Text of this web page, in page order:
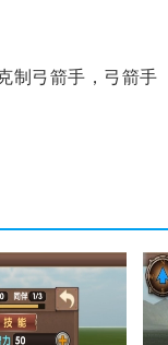
制弓箭手，弓箭手